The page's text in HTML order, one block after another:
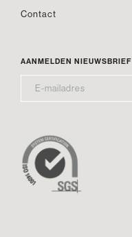
Contact
AANMELDEN NIEUWSBRIEF
MAILADRES*